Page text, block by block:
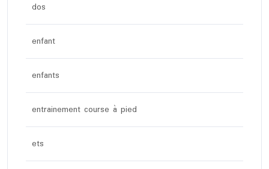
dos
enfant
enfants
entrainement course à pied
ets